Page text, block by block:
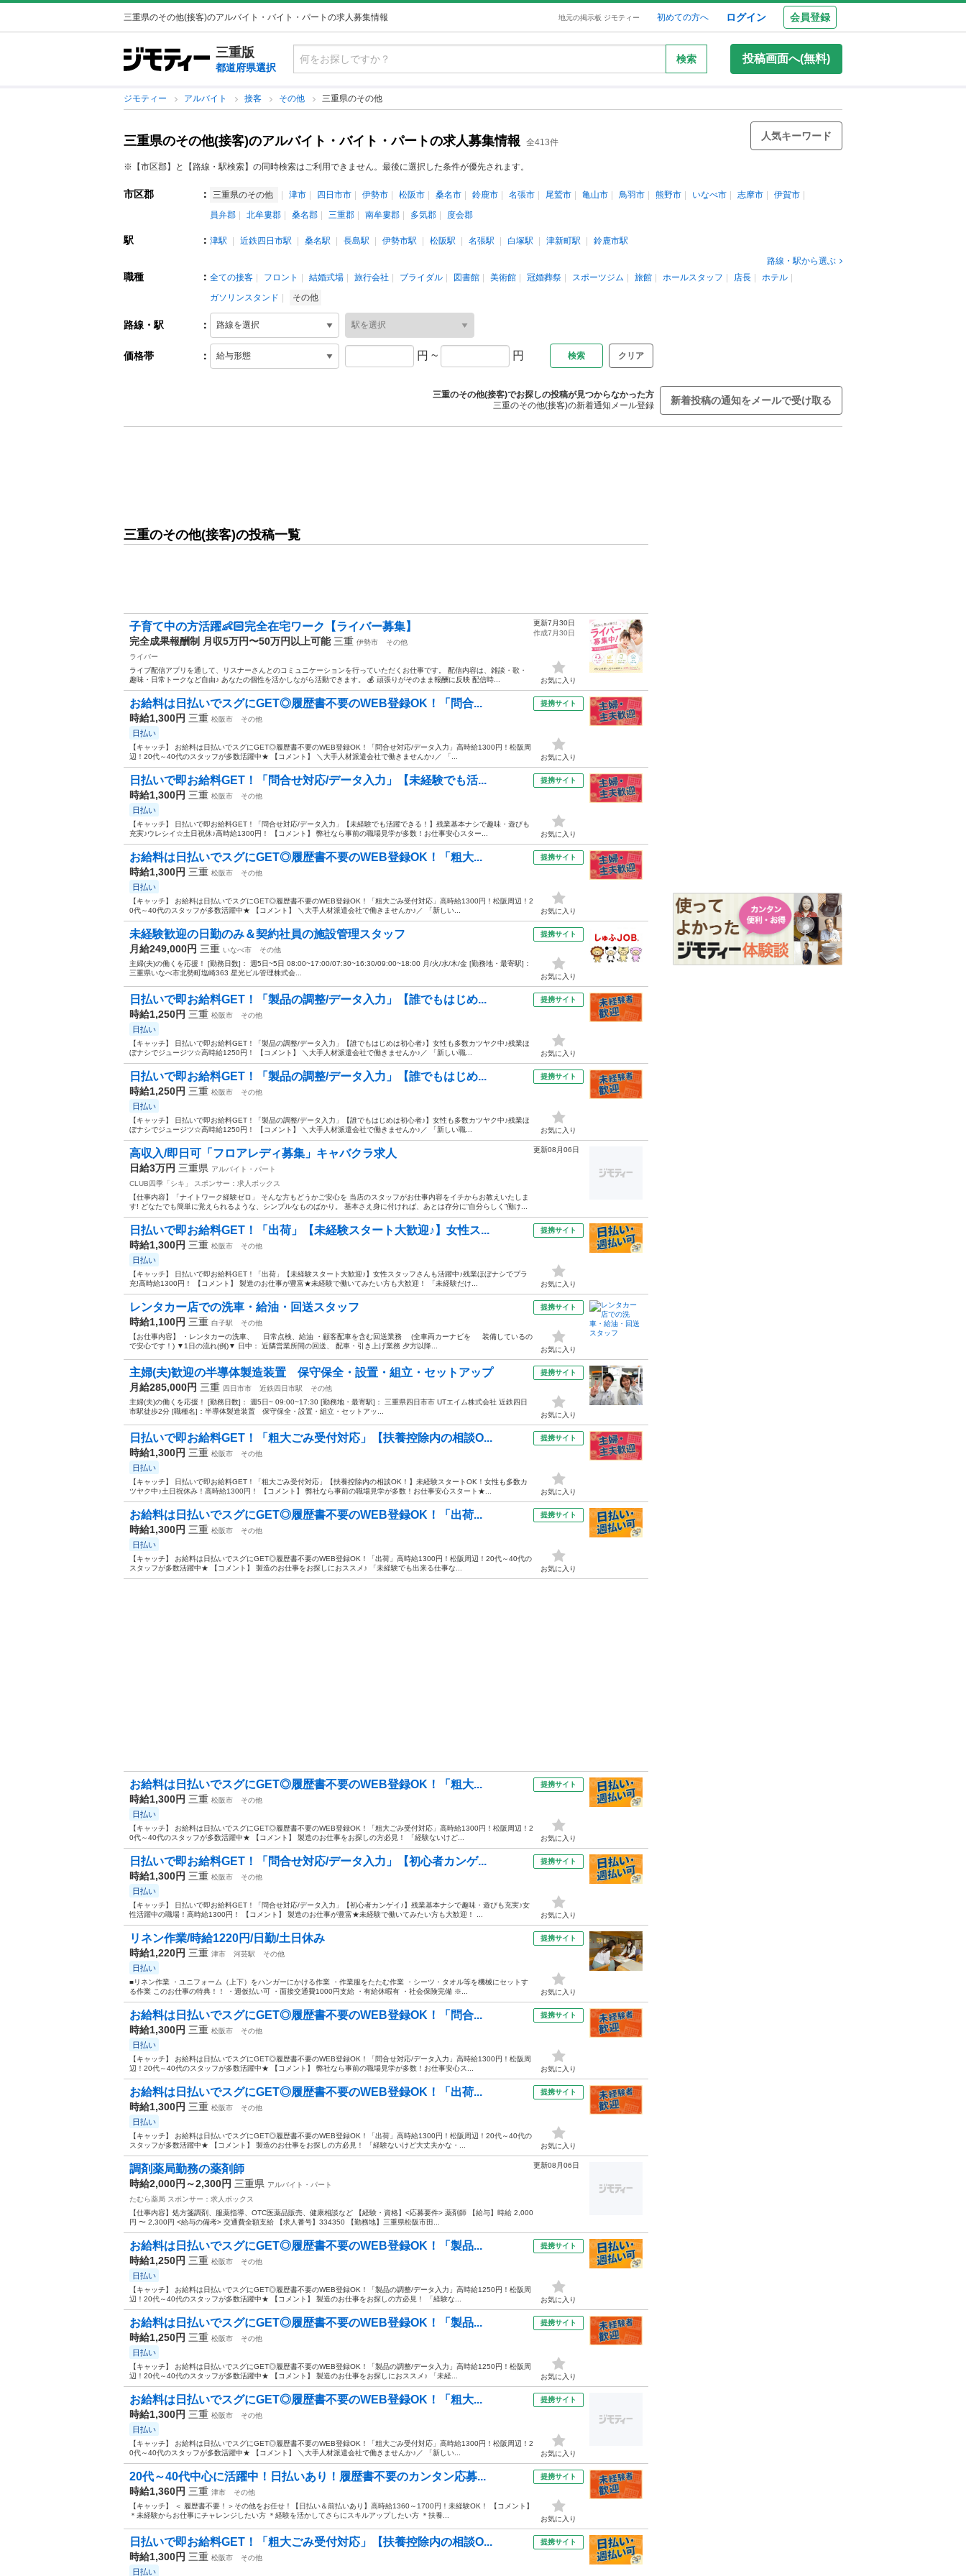
三重県のその他(接客)のアルバイト・バイト・パートの求人募集情報 地元の掲示板 ジモティー 初めての方へ ログイン 会員登録
三重版
都道府県選択
検索 投稿画面へ(無料)
ジモティー アルバイト 接客 その他 三重県のその他
三重県のその他(接客)のアルバイト・バイト・パートの求人募集情報 全413件
人気キーワード
※【市区郡】と【路線・駅検索】の同時検索はご利用できません。最後に選択した条件が優先されます。
市区郡 ： 三重県のその他 津市 四日市市 伊勢市 松阪市 桑名市 鈴鹿市 名張市 尾鷲市 亀山市 鳥羽市 熊野市 いなべ市 志摩市
伊賀市
員弁郡
北牟婁郡 桑名郡 三重郡 南牟婁郡 多気郡 度会郡
駅 ： 津駅 近鉄四日市駅 桑名駅 長島駅 伊勢市駅 松阪駅 名張駅 白塚駅 津新町駅
鈴鹿市駅
路線・駅から選ぶ
職種 ： 全ての接客 フロント 結婚式場 旅行会社 ブライダル 図書館 美術館 冠婚葬祭 スポーツジム 旅館 ホールスタッフ 店長
ホテル
ガソリンスタンド
その他
路線・駅 ：
価格帯 ： 円 ~ 円 クリア
三重のその他(接客)でお探しの投稿が見つからなかった方
三重のその他(接客)の新着通知メール登録
新着投稿の通知をメールで受け取る
三重のその他(接客)の投稿一覧
子育て中の方活躍👶🏻完全在宅ワーク【ライバー募集】
完全成果報酬制 月収5万円〜50万円以上可能 三重 伊勢市
その他
ライバー
ライブ配信アプリを通して、リスナーさんとのコミュニケーションを行っていただくお仕事です。 配信内容は、雑談・歌・
趣味・日常トークなど自由♪ あなたの個性を活かしながら活動できます。 💰 頑張りがそのまま報酬に反映 配信時...
更新7月30日
作成7月30日
お気に入り
お給料は日払いでスグにGET◎履歴書不要のWEB登録OK！「問合...
時給1,300円 三重 松阪市 その他
日払い
【キャッチ】 お給料は日払いでスグにGET◎履歴書不要のWEB登録OK！「問合せ対応/データ入力」高時給1300円！松阪周
辺！20代～40代のスタッフが多数活躍中★ 【コメント】 ＼大手人材派遣会社で働きませんか♪／ 「...
提携サイト
お気に入り
日払いで即お給料GET！「問合せ対応/データ入力」【未経験でも活...
時給1,300円 三重 松阪市 その他
日払い
【キャッチ】 日払いで即お給料GET！「問合せ対応/データ入力」【未経験でも活躍できる！】残業基本ナシで趣味・遊びも
充実♪ウレシイ☆土日祝休♪高時給1300円！ 【コメント】 弊社なら事前の職場見学が多数！お仕事安心スター...
提携サイト
お気に入り
お給料は日払いでスグにGET◎履歴書不要のWEB登録OK！「粗大...
時給1,300円 三重 松阪市 その他
日払い
【キャッチ】 お給料は日払いでスグにGET◎履歴書不要のWEB登録OK！「粗大ごみ受付対応」高時給1300円！松阪周辺！2
0代～40代のスタッフが多数活躍中★ 【コメント】 ＼大手人材派遣会社で働きませんか♪／ 「新しい...
提携サイト
お気に入り
未経験歓迎の日勤のみ＆契約社員の施設管理スタッフ
月給249,000円 三重 いなべ市
その他
主婦(夫)の働くを応援！ [勤務日数]： 週5日~5日 08:00~17:00/07:30~16:30/09:00~18:00 月/火/水/木/金 [勤務地・最寄駅]：
三重県いなべ市北勢町塩崎363 星光ビル管理株式会...
提携サイト
お気に入り
日払いで即お給料GET！「製品の調整/データ入力」【誰でもはじめ...
時給1,250円 三重 松阪市 その他
日払い
【キャッチ】 日払いで即お給料GET！「製品の調整/データ入力」【誰でもはじめは初心者♪】女性も多数カツヤク中♪残業ほ
ぼナシでジュージツ☆高時給1250円！ 【コメント】 ＼大手人材派遣会社で働きませんか♪／ 「新しい職...
提携サイト
お気に入り
日払いで即お給料GET！「製品の調整/データ入力」【誰でもはじめ...
時給1,250円 三重 松阪市 その他
日払い
【キャッチ】 日払いで即お給料GET！「製品の調整/データ入力」【誰でもはじめは初心者♪】女性も多数カツヤク中♪残業ほ
ぼナシでジュージツ☆高時給1250円！ 【コメント】 ＼大手人材派遣会社で働きませんか♪／ 「新しい職...
提携サイト
お気に入り
高収入/即日可「フロアレディ募集」キャバクラ求人
日給3万円 三重県 アルバイト・パート
CLUB四季「シキ」 スポンサー：求人ボックス
【仕事内容】「ナイトワーク経験ゼロ」 そんな方もどうかご安心を 当店のスタッフがお仕事内容をイチからお教えいたしま
す! どなたでも簡単に覚えられるような、シンプルなものばかり。 基本さえ身に付ければ、あとは存分に“自分らしく”働け...
更新08月06日
日払いで即お給料GET！「出荷」【未経験スタート大歓迎♪】女性ス...
時給1,300円 三重 松阪市 その他
日払い
【キャッチ】 日払いで即お給料GET！「出荷」【未経験スタート大歓迎♪】女性スタッフさんも活躍中♪残業ほぼナシでプラ
充!高時給1300円！ 【コメント】 製造のお仕事が豊富★未経験で働いてみたい方も大歓迎！ 「未経験だけ...
提携サイト
お気に入り
レンタカー店での洗車・給油・回送スタッフ
時給1,100円 三重 白子駅
その他
【お仕事内容】 ・レンタカーの洗車、 日常点検、給油 ・顧客配車を含む回送業務 (全車両カーナビを 装備しているの
で安心です！) ▼1日の流れ(例)▼ 日中： 近隣営業所間の回送、 配車・引き上げ業務 夕方以降...
提携サイト
お気に入り
主婦(夫)歓迎の半導体製造装置 保守保全・設置・組立・セットアップ
月給285,000円 三重 四日市市 近鉄四日市駅
その他
主婦(夫)の働くを応援！ [勤務日数]： 週5日~ 09:00~17:30 [勤務地・最寄駅]： 三重県四日市市 UTエイム株式会社 近鉄四日
市駅徒歩2分 [職種名]：半導体製造装置 保守保全・設置・組立・セットアッ...
提携サイト
お気に入り
日払いで即お給料GET！「粗大ごみ受付対応」【扶養控除内の相談O...
時給1,300円 三重 松阪市 その他
日払い
【キャッチ】 日払いで即お給料GET！「粗大ごみ受付対応」【扶養控除内の相談OK！】未経験スタートOK！女性も多数カ
ツヤク中♪土日祝休み！高時給1300円！ 【コメント】 弊社なら事前の職場見学が多数！お仕事安心スタート★...
提携サイト
お気に入り
お給料は日払いでスグにGET◎履歴書不要のWEB登録OK！「出荷...
時給1,300円 三重 松阪市 その他
日払い
【キャッチ】 お給料は日払いでスグにGET◎履歴書不要のWEB登録OK！「出荷」高時給1300円！松阪周辺！20代～40代の
スタッフが多数活躍中★ 【コメント】 製造のお仕事をお探しにおススメ♪ 「未経験でも出来る仕事な...
提携サイト
お気に入り
お給料は日払いでスグにGET◎履歴書不要のWEB登録OK！「粗大...
時給1,300円 三重 松阪市 その他
日払い
【キャッチ】 お給料は日払いでスグにGET◎履歴書不要のWEB登録OK！「粗大ごみ受付対応」高時給1300円！松阪周辺！2
0代～40代のスタッフが多数活躍中★ 【コメント】 製造のお仕事をお探しの方必見！ 「経験ないけど...
提携サイト
お気に入り
日払いで即お給料GET！「問合せ対応/データ入力」【初心者カンゲ...
時給1,300円 三重 松阪市 その他
日払い
【キャッチ】 日払いで即お給料GET！「問合せ対応/データ入力」【初心者カンゲイ♪】残業基本ナシで趣味・遊びも充実♪女
性活躍中の職場！高時給1300円！ 【コメント】 製造のお仕事が豊富★未経験で働いてみたい方も大歓迎！ ...
提携サイト
お気に入り
リネン作業/時給1220円/日勤/土日休み
時給1,220円 三重 津市 河芸駅 その他
日払い
■リネン作業 ・ユニフォーム（上下）をハンガーにかける作業 ・作業服をたたむ作業 ・シーツ・タオル等を機械にセットす
る作業 このお仕事の特典！！ ・週仮払い可 ・面接交通費1000円支給 ・有給休暇有 ・社会保険完備 ※...
提携サイト
お気に入り
お給料は日払いでスグにGET◎履歴書不要のWEB登録OK！「問合...
時給1,300円 三重 松阪市 その他
日払い
【キャッチ】 お給料は日払いでスグにGET◎履歴書不要のWEB登録OK！「問合せ対応/データ入力」高時給1300円！松阪周
辺！20代～40代のスタッフが多数活躍中★ 【コメント】 弊社なら事前の職場見学が多数！お仕事安心ス...
提携サイト
お気に入り
お給料は日払いでスグにGET◎履歴書不要のWEB登録OK！「出荷...
時給1,300円 三重 松阪市 その他
日払い
【キャッチ】 お給料は日払いでスグにGET◎履歴書不要のWEB登録OK！「出荷」高時給1300円！松阪周辺！20代～40代の
スタッフが多数活躍中★ 【コメント】 製造のお仕事をお探しの方必見！ 「経験ないけど大丈夫かな・...
提携サイト
お気に入り
調剤薬局勤務の薬剤師
時給2,000円～2,300円 三重県 アルバイト・パート
たむら薬局 スポンサー：求人ボックス
【仕事内容】処方箋調剤、服薬指導、OTC医薬品販売、健康相談など 【経験・資格】<応募要件> 薬剤師 【給与】時給 2,000
円 〜 2,300円 <給与の備考> 交通費全額支給 【求人番号】334350 【勤務地】三重県松阪市田...
更新08月06日
お給料は日払いでスグにGET◎履歴書不要のWEB登録OK！「製品...
時給1,250円 三重 松阪市 その他
日払い
【キャッチ】 お給料は日払いでスグにGET◎履歴書不要のWEB登録OK！「製品の調整/データ入力」高時給1250円！松阪周
辺！20代～40代のスタッフが多数活躍中★ 【コメント】 製造のお仕事をお探しの方必見！ 「経験な...
提携サイト
お気に入り
お給料は日払いでスグにGET◎履歴書不要のWEB登録OK！「製品...
時給1,250円 三重 松阪市 その他
日払い
【キャッチ】 お給料は日払いでスグにGET◎履歴書不要のWEB登録OK！「製品の調整/データ入力」高時給1250円！松阪周
辺！20代～40代のスタッフが多数活躍中★ 【コメント】 製造のお仕事をお探しにおススメ♪ 「未経...
提携サイト
お気に入り
お給料は日払いでスグにGET◎履歴書不要のWEB登録OK！「粗大...
時給1,300円 三重 松阪市 その他
日払い
【キャッチ】 お給料は日払いでスグにGET◎履歴書不要のWEB登録OK！「粗大ごみ受付対応」高時給1300円！松阪周辺！2
0代～40代のスタッフが多数活躍中★ 【コメント】 ＼大手人材派遣会社で働きませんか♪／ 「新しい...
提携サイト
お気に入り
20代～40代中心に活躍中！日払いあり！履歴書不要のカンタン応募...
時給1,360円 三重 津市
その他
【キャッチ】 ＜ 履歴書不要！＞その他をお任せ！【日払い＆前払いあり】高時給1360～1700円！未経験OK！ 【コメント】
＊未経験からお仕事にチャレンジしたい方 ＊経験を活かしてさらにスキルアップしたい方 ＊扶養...
提携サイト
お気に入り
日払いで即お給料GET！「粗大ごみ受付対応」【扶養控除内の相談O...
時給1,300円 三重 松阪市 その他
日払い
提携サイト